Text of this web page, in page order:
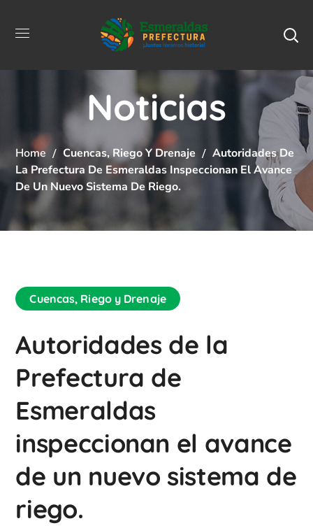
Noticias
Home Cuencas, Riego Y Drenaje
Autoridades De
La Prefectura De Esmeraldas Inspeccionan El Avance
De Un Nuevo Sistema De Riego.
Cuencas, Riego y Drenaje
Autoridades de la
Prefectura de
Esmeraldas
inspeccionan el avance
de un nuevo sistema de
riego.